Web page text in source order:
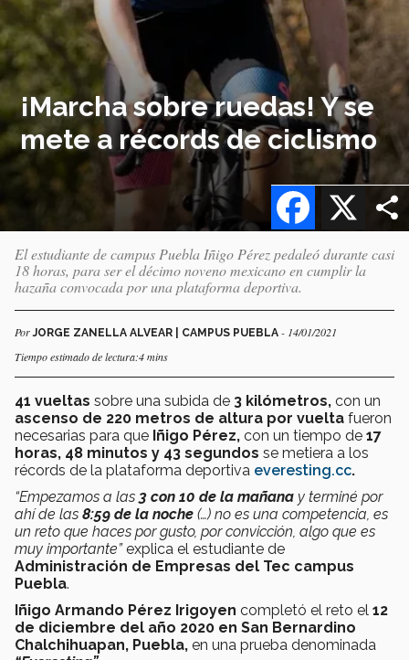
¡Marcha sobre ruedas! Y se
mete a récords de ciclismo
X
Facebook
El estudiante de campus Puebla Iñigo Pérez pedaleó durante casi
18 horas, para ser el décimo noveno mexicano en cumplir la
hazaña convocada por una plataforma deportiva.
PorJORGE ZANELLA ALVEAR | CAMPUS PUEBLA - 14/01/2021
Tiempo estimado de lectura:4 mins
41 vueltas sobre una subida de 3 kilómetros, con un
ascenso de 220 metros de altura por vuelta fueron
necesarias para que Iñigo Pérez, con un tiempo de 17
horas, 48 minutos y 43 segundos se metiera a los
récords de la plataforma deportiva everesting.cc.
“Empezamos a las 3 con 10 de la mañana y terminé por
ahí de las 8:59 de la noche (…) no es una competencia, es
un reto que haces por gusto, por convicción, algo que es
muy importante”explica el estudiante de
Administración de Empresas del Tec campus
Puebla.
Iñigo Armando Pérez Irigoyen completó el reto el 12
de diciembre del año 2020 en San Bernardino
Chalchihuapan, Puebla, en una prueba denominada